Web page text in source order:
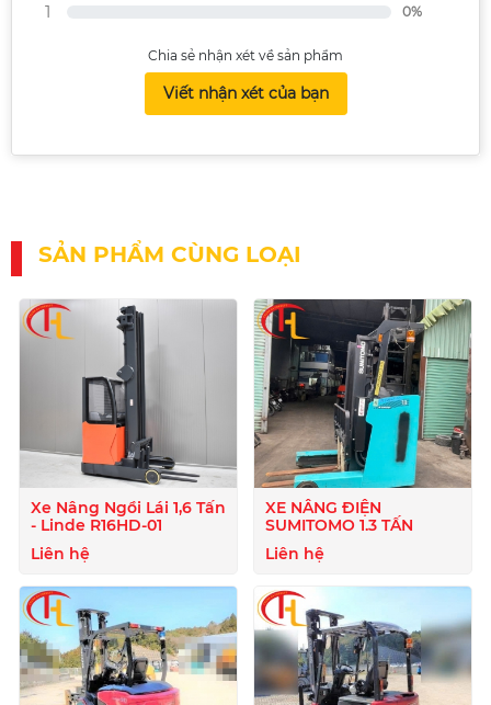
1 0%
Chia sẻ nhận xét về sản phẩm
Viết nhận xét của bạn
SẢN PHẨM CÙNG LOẠI
Xe Nâng Ngồi Lái 1,6 Tấn
- Linde R16HD-01
Liên hệ
XE NÂNG ĐIỆN
SUMITOMO 1.3 TẤN
Liên hệ